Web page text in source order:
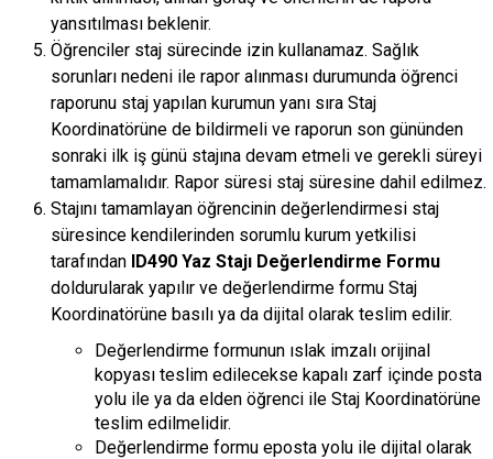
yansıtılması beklenir.
Öğrenciler staj sürecinde izin kullanamaz. Sağlık
sorunları nedeni ile rapor alınması durumunda öğrenci
raporunu staj yapılan kurumun yanı sıra Staj
Koordinatörüne de bildirmeli ve raporun son gününden
sonraki ilk iş günü stajına devam etmeli ve gerekli süreyi
tamamlamalıdır. Rapor süresi staj süresine dahil edilmez.
Stajını tamamlayan öğrencinin değerlendirmesi staj
süresince kendilerinden sorumlu kurum yetkilisi
tarafından ID490 Yaz Stajı Değerlendirme Formu
doldurularak yapılır ve değerlendirme formu Staj
Koordinatörüne basılı ya da dijital olarak teslim edilir.
Değerlendirme formunun ıslak imzalı orijinal
kopyası teslim edilecekse kapalı zarf içinde posta
yolu ile ya da elden öğrenci ile Staj Koordinatörüne
teslim edilmelidir.
Değerlendirme formu eposta yolu ile dijital olarak